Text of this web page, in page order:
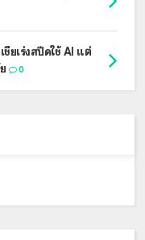
ยเร่งสปีดใช้ AI แต่
0